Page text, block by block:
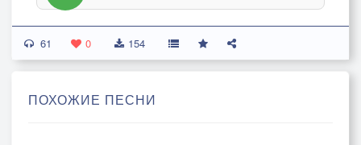
61 0 154
ПОХОЖИЕ ПЕСНИ